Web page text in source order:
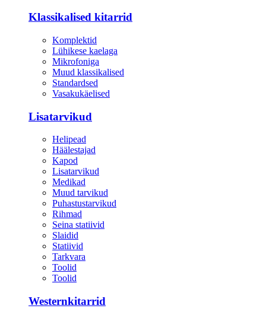
Klassikalised kitarrid
Komplektid
Lühikese kaelaga
Mikrofoniga
Muud klassikalised
Standardsed
Vasakukäelised
Lisatarvikud
Helipead
Häälestajad
Kapod
Lisatarvikud
Medikad
Muud tarvikud
Puhastustarvikud
Rihmad
Seina statiivid
Slaidid
Statiivid
Tarkvara
Toolid
Toolid
Westernkitarrid